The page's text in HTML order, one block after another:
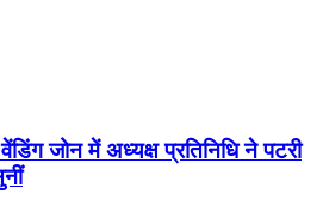
जोन में अध्यक्ष प्रतिनिधि ने पटरी